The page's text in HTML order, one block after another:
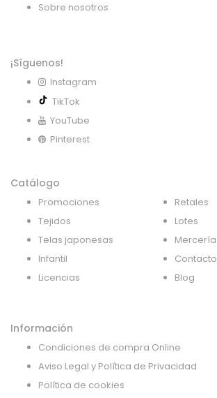
Sobre nosotros
¡Síguenos!
Instagram
TikTok
YouTube
Pinterest
Catálogo
Promociones
Tejidos
Telas japonesas
Infantil
Licencias
Retales
Lotes
Mercería
Contacto
Blog
Información
Condiciones de compra Online
Aviso Legal y Política de Privacidad
Política de cookies